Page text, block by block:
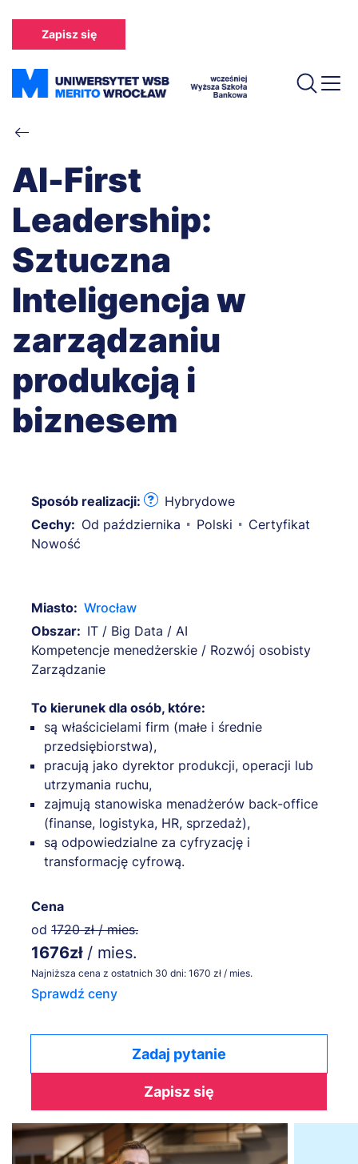
treści
Zapisz się
Ścieżka
nawigacyjna
AI-First
Leadership:
Sztuczna
Inteligencja w
zarządzaniu
produkcją i
biznesem
Sposób realizacji:
Hybrydowe
Cechy: Od października Polski
Certyfikat
Nowość
Miasto: Wrocław
Obszar: IT / Big Data / AI
Kompetencje menedżerskie / Rozwój osobisty
Zarządzanie
To kierunek dla osób, które:
są właścicielami firm (małe i średnie
przedsiębiorstwa),
pracują jako dyrektor produkcji, operacji lub
utrzymania ruchu,
zajmują stanowiska menadżerów back-office
(finanse, logistyka, HR, sprzedaż),
są odpowiedzialne za cyfryzację i
transformację cyfrową.
Cena
od 1720 zł / mies.
1676zł / mies.
Najniższa cena z ostatnich 30 dni: 1670 zł / mies.
Sprawdź ceny
Zadaj pytanie
Zapisz się